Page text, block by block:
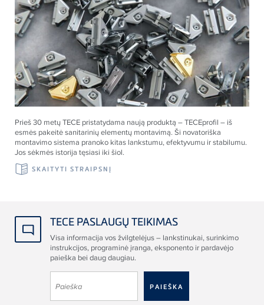
Prieš 30 metųTECE pristatydama naują produktą –TECEprofil – iš
esmės pakeitė sanitarinių elementų montavimą. Ši novatoriška
montavimo sistema pranoko kitas lankstumu, efektyvumu ir stabilumu.
Jos sėkmės istorija tęsiasi iki šiol.
SKAITYTI STRAIPSNĮ
TECE PASLAUGŲ TEIKIMAS
Visa informacija vos žvilgtelėjus – lankstinukai, surinkimo
instrukcijos, programinė įranga, eksponento ir pardavėjo
paieška bei daug daugiau.